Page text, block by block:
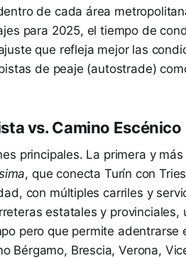
de cada área
para 2025, el tiempo de
que refleja mejor las
de peaje (autostrade)
vs. Camino Escénico
principales. La primera y
, que conecta Turín con
con múltiples carriles y
estatales y provinciales,
pero que permite adentrarse
Bérgamo, Brescia, Verona,